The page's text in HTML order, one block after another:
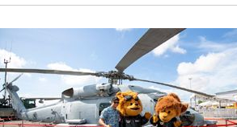
SİNGAPUR AIRSHOW-2020